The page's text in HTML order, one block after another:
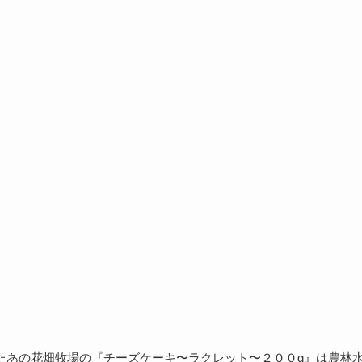
の花畑牧場の『チーズケーキ〜ラクレット〜２００g』は農林